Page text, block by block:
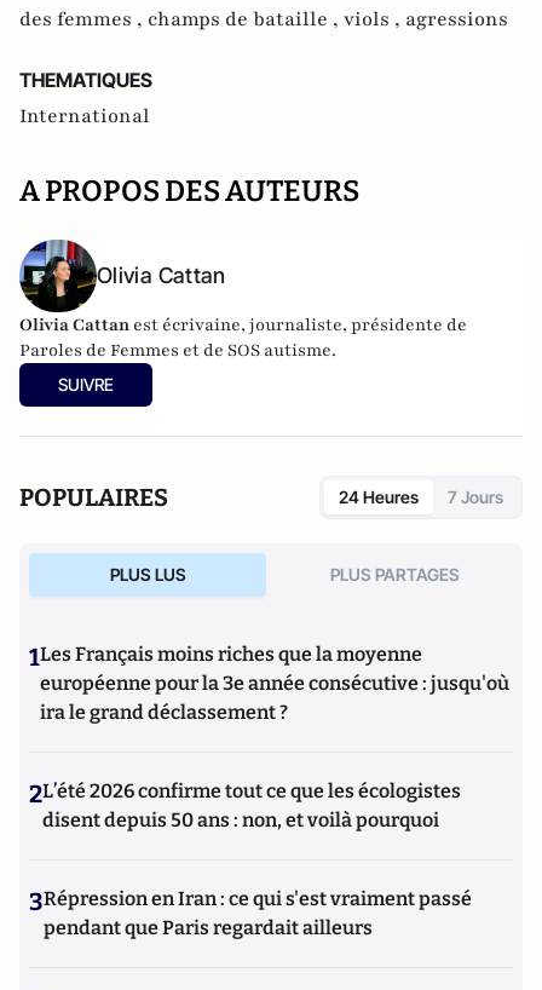
des femmes , champs de bataille , viols , agressions
THEMATIQUES
International
A PROPOS DES AUTEURS
Olivia Cattan
OliviaCattan est écrivaine, journaliste, présidente de
Paroles de Femmes et de SOS autisme.
SUIVRE
POPULAIRES 24 Heures 7 Jours
PLUS LUS PLUS PARTAGES
1Les Français moins riches que la moyenne
européenne pour la 3e année consécutive : jusqu'où
ira le grand déclassement ?
2L’été 2026 confirme tout ce que les écologistes
disent depuis 50 ans : non, et voilà pourquoi
3Répression en Iran : ce qui s'est vraiment passé
pendant que Paris regardait ailleurs